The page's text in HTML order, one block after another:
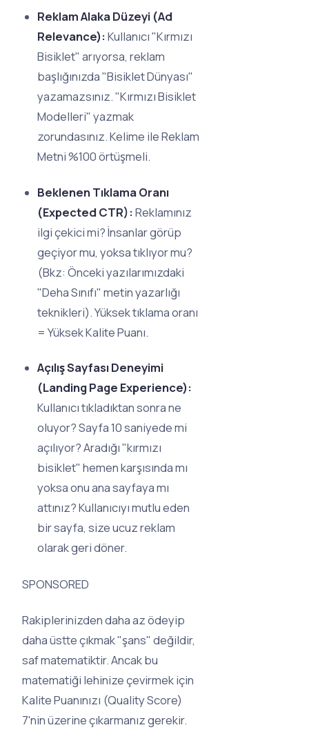
Reklam Alaka Düzeyi (Ad
Relevance):Kullanıcı "Kırmızı
Bisiklet" arıyorsa, reklam
başlığınızda "Bisiklet Dünyası"
yazamazsınız. "Kırmızı Bisiklet
Modelleri" yazmak
zorundasınız. Kelime ile Reklam
Metni %100 örtüşmeli.
Beklenen Tıklama Oranı
(Expected CTR):Reklamınız
ilgi çekici mi? İnsanlar görüp
geçiyor mu, yoksa tıklıyor mu?
(Bkz: Önceki yazılarımızdaki
"Deha Sınıfı" metin yazarlığı
teknikleri). Yüksek tıklama oranı
= Yüksek Kalite Puanı.
Açılış Sayfası Deneyimi
(Landing Page Experience):
Kullanıcı tıkladıktan sonra ne
oluyor? Sayfa 10 saniyede mi
açılıyor? Aradığı "kırmızı
bisiklet" hemen karşısında mı
yoksa onu ana sayfaya mı
attınız? Kullanıcıyı mutlu eden
bir sayfa, size ucuz reklam
olarak geri döner.
SPONSORED
Rakiplerinizden daha az ödeyip
daha üstte çıkmak "şans" değildir,
saf matematiktir. Ancak bu
matematiği lehinize çevirmek için
Kalite Puanınızı (Quality Score)
7'nin üzerine çıkarmanız gerekir.